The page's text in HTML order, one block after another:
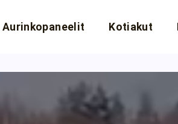
Aurinkopaneelit Kotiakut